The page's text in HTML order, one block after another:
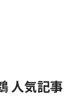
人気記事